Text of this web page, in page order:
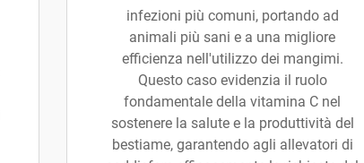
infezioni più comuni, portando ad
animali più sani e a una migliore
efficienza nell'utilizzo dei mangimi.
Questo caso evidenzia il ruolo
fondamentale della vitamina C nel
sostenere la salute e la produttività del
bestiame, garantendo agli allevatori di